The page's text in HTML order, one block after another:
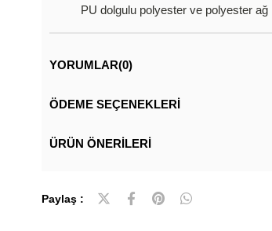
PU dolgulu polyester ve polyester ağ
YORUMLAR(0)
ÖDEME SEÇENEKLERI
ÜRÜN ÖNERILERI
Paylaş :